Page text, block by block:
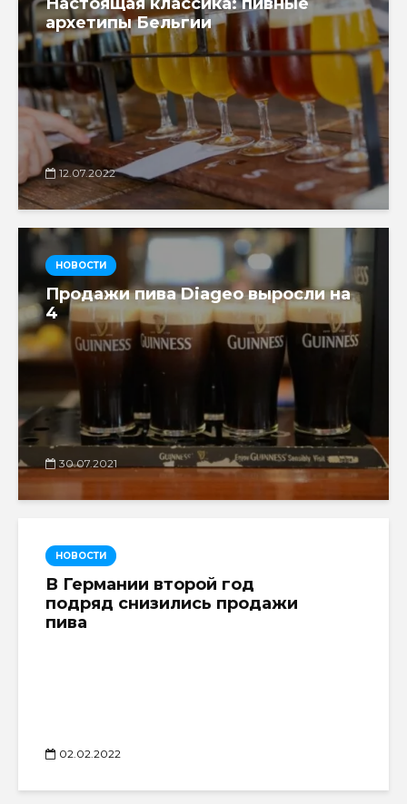
архетипы Бельгии
12.07.2022
НОВОСТИ
Продажи пива Diageo выросли на
4
30.07.2021
НОВОСТИ
В Германии второй год
подряд снизились продажи
пива
02.02.2022